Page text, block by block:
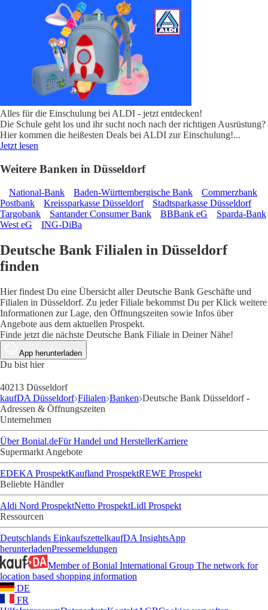
Alles für die Einschulung bei ALDI - jetzt entdecken!
Die Schule geht los und ihr sucht noch nach der richtigen Ausrüstung?
Hier kommen die heißesten Deals bei ALDI zur Einschulung!...
Jetzt lesen
Weitere Banken in Düsseldorf
National-Bank Baden-Württembergische Bank
Commerzbank
Postbank
Kreissparkasse Düsseldorf
Stadtsparkasse Düsseldorf
Targobank
Santander Consumer Bank BBBank eG
Sparda-Bank
West eG
ING-DiBa
Deutsche Bank Filialen in Düsseldorf
finden
Hier findest Du eine Übersicht aller Deutsche Bank Geschäfte und
Filialen in Düsseldorf. Zu jeder Filiale bekommst Du per Klick weitere
Informationen zur Lage, den Öffnungszeiten sowie Infos über
Angebote aus dem aktuellen Prospekt.
Finde jetzt die nächste Deutsche Bank Filiale in Deiner Nähe!
App herunterladen
Du bist hier
40213 Düsseldorf
kaufDA Düsseldorf Filialen Banken Deutsche Bank Düsseldorf -
Adressen & Öffnungszeiten
Unternehmen
Über Bonial.deFür Handel und HerstellerKarriere
Supermarkt Angebote
EDEKA ProspektKaufland ProspektREWE Prospekt
Beliebte Händler
Aldi Nord ProspektNetto ProspektLidl Prospekt
Ressourcen
Deutschlands EinkaufszettelkaufDA InsightsApp
herunterladenPressemeldungen
Member of Bonial International Group The network for
location based shopping information
DE
FR